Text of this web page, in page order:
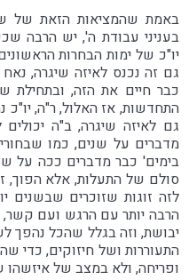
באמת שהמציאות הזאת של
בעניני עבודת ה', יש הרבה
יו"כ של ימות הבחרות
גם זה נכנס לאיזה שיגרה,
כבר חיים את הזה, ובתחילת
התחדשות, אז האלול, ר"ה,
גם לאיזה שיגרה, ב"ה
מדברים על שנים, כמו
בימים' כבר מדברים ככה על
סולם של התעלות, אלא הפוך,
לזה זוגות שזוכרים שבשנים
הרבה יותר עם הרגש ועם קשר,
יבושת, וזה בגלל שהכל נהפך
התעוררות ושל חיזוקים, כדי
ופריחה, ולא במצב של